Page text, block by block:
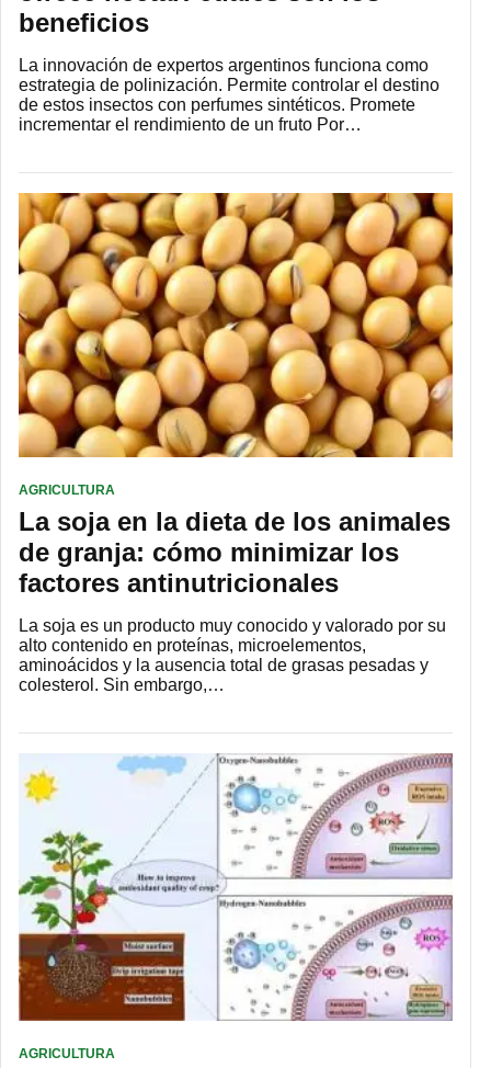
beneficios
La innovación de expertos argentinos funciona como
estrategia de polinización. Permite controlar el destino
de estos insectos con perfumes sintéticos. Promete
incrementar el rendimiento de un fruto Por…
AGRICULTURA
La soja en la dieta de los animales
de granja: cómo minimizar los
factores antinutricionales
La soja es un producto muy conocido y valorado por su
alto contenido en proteínas, microelementos,
aminoácidos y la ausencia total de grasas pesadas y
colesterol. Sin embargo,…
AGRICULTURA